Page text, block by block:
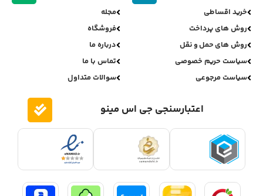
خرید اقساطی
روش های پرداخت
روش های حمل و نقل
سیاست حریم خصوصی
سیاست مرجوعی
مجله
فروشگاه
درباره ما
تماس با ما
سوالات متداول
اعتبارسنجی جی اس مینو